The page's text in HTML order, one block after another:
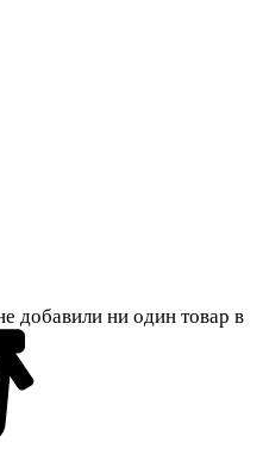
добавили ни один товар в